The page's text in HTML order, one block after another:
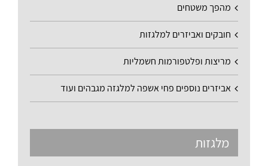
מהפך משטחים
חובקים ואביזרים למלגזות
מריצות ופלטפורמות חשמליות
אביזרים נוספים פחי אשפה למלגזה מגבהים ועוד
מלגזות